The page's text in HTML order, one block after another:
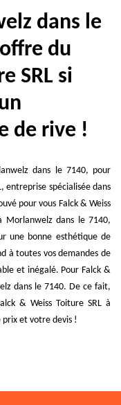
dans le
du
SRL si
de rive !
dans le 7140, pour
entreprise spécialisée dans
pour vous Falck & Weiss
Morlanwelz dans le 7140,
une bonne esthétique de
à toutes vos demandes de
et inégalé. Pour Falck &
dans le 7140. De ce fait,
& Weiss Toiture SRL à
et votre devis !